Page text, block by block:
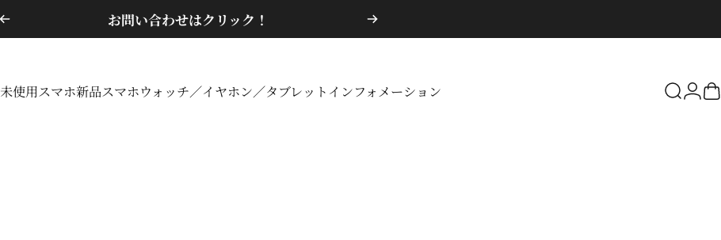
お問い合わせはクリック！スライドショーを一時停止
未使用スマホ新品スマホウォッチ／イヤホン／タブレット インフォメーション 検索
ロ